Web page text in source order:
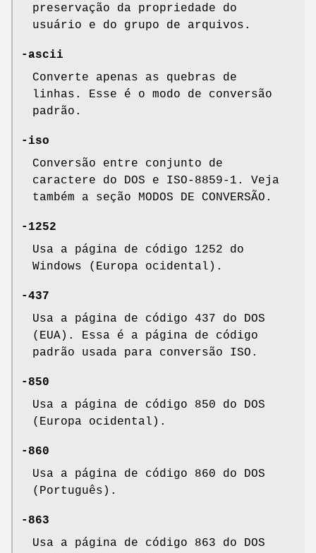
preservação da propriedade do
usuário e do grupo de arquivos.
-ascii
Converte apenas as quebras de
linhas. Esse é o modo de conversão
padrão.
-iso
Conversão entre conjunto de
caractere do DOS e ISO-8859-1. Veja
também a seção MODOS DE CONVERSÃO.
-1252
Usa a página de código 1252 do
Windows (Europa ocidental).
-437
Usa a página de código 437 do DOS
(EUA). Essa é a página de código
padrão usada para conversão ISO.
-850
Usa a página de código 850 do DOS
(Europa ocidental).
-860
Usa a página de código 860 do DOS
(Português).
-863
Usa a página de código 863 do DOS